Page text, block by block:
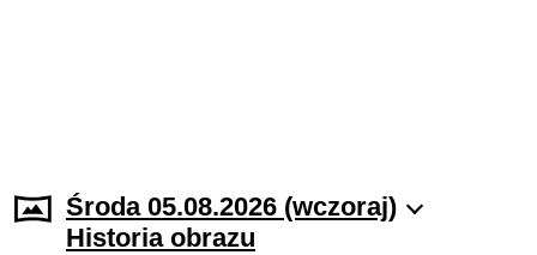
Środa 05.08.2026 (wczoraj)
Historia obrazu